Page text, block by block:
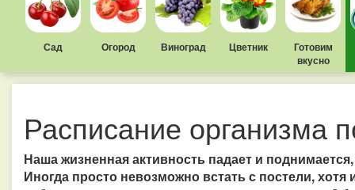
Сад Огород Виноград Цветник
Готовим
вкусно
Расписание организма
Наша жизненная активность падает и
Иногда просто невозможно встать с постели,